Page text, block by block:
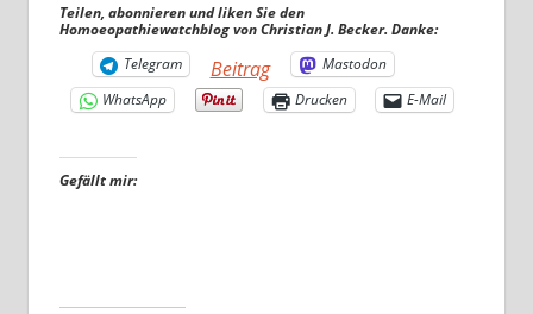
Teilen, abonnieren und liken Sie den
Homoeopathiewatchblog von Christian J. Becker. Danke:
Telegram
Beitrag
Mastodon
WhatsApp
Drucken E-Mail
Gefällt mir: